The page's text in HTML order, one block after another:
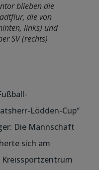
blieben die
die von
links) und
SV (rechts)
Lödden-Cup“
Die Mannschaft
sich am